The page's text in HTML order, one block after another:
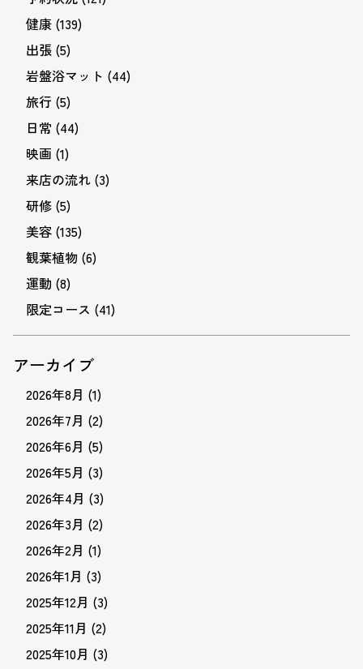
健康 (139)
出張 (5)
岩盤浴マット (44)
旅行 (5)
日常 (44)
映画 (1)
来店の流れ (3)
研修 (5)
美容 (135)
観葉植物 (6)
運動 (8)
限定コース (41)
アーカイブ
2026年8月 (1)
2026年7月 (2)
2026年6月 (5)
2026年5月 (3)
2026年4月 (3)
2026年3月 (2)
2026年2月 (1)
2026年1月 (3)
2025年12月 (3)
2025年11月 (2)
2025年10月 (3)